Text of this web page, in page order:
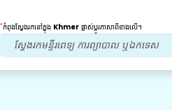
*កំពុងស្វែងរកនៅក្នុង Khmer ផ្លាស់ប្តូរភាសាពីខាងលើ។